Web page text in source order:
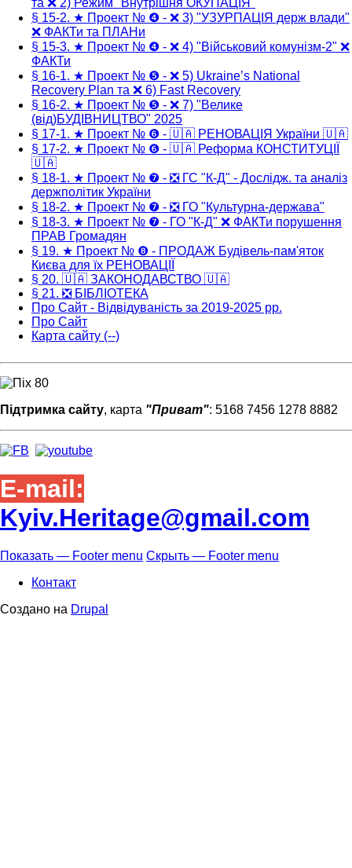
§ 15-2. ★ Проект № ❹ - ❌ 3) "УЗУРПАЦІЯ держ влади"
❌ ФАКТи та ПЛАНи
§ 15-3. ★ Проект № ❹ - ❌ 4) "Військовий комунізм-2" ❌
ФАКТи
§ 16-1. ★ Проект № ❺ - ❌ 5) Ukraine’s National
Recovery Plan та ❌ 6) Fast Recovery
§ 16-2. ★ Проект № ❺ - ❌ 7) "Велике
(від)БУДІВНИЦТВО" 2025
§ 17-1. ★ Проект № ❻ - 🇺🇦 РЕНОВАЦІЯ України 🇺🇦
§ 17-2. ★ Проект № ❻ - 🇺🇦 Реформа КОНСТИТУЦІЇ
🇺🇦
§ 18-1. ★ Проект № ❼ - ❎ ГС "К-Д" - Дослідж. та аналіз
держполітик України
§ 18-2. ★ Проект № ❼ - ❎ ГО "Культурна-держава"
§ 18-3. ★ Проект № ❼ - ГО "К-Д" ❌ ФАКТи порушення
ПРАВ Громадян
§ 19. ★ Проект № ❽ - ПРОДАЖ Будівель-пам'яток
Києва для їх РЕНОВАЦІЇ
§ 20. 🇺🇦 ЗАКОНОДАВСТВО 🇺🇦
§ 21. ❎ БІБЛІОТЕКА
Про Сайт - Відвідуваність за 2019-2025 рр.
Про Сайт
Карта сайту (--)
Підтримка сайту, карта "Приват": 5168 7456 1278 8882
E-mail:
Kyiv.Heritage@gmail.com
Footer
Показать — Footer menu Скрыть — Footer menu
Контакт
Создано на Drupal